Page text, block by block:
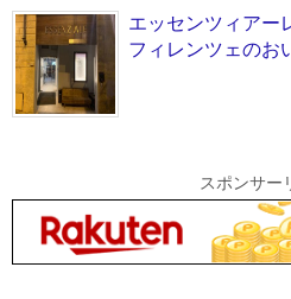
エッセンツィアー
フィレンツェのお
スポンサー